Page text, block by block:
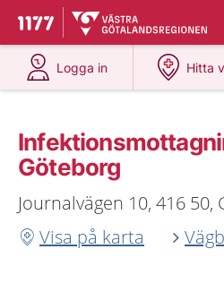
Till startsidan för 1177
Du har valt region
Logga in
på 1177.se
Hitta
på
Göteborg
Journalvägen 10, 416 50,
Visa på karta